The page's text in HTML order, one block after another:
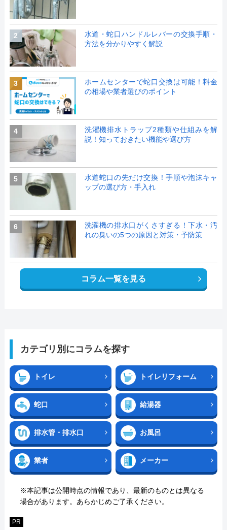
2
水道・蛇口ハンドルレバーの交換手順・
方法を分かりやすく解説
3
ホームセンターで蛇口交換は可能！料金
の相場や業者選びのポイント
4
洗濯機排水トラップ2種類や仕組みを解
説！知っておきたい機能や選び方
5
水道蛇口の先だけ交換！手順や泡沫キャ
ップの選び方・手入れ
6
洗濯機の排水口がくさすぎる！下水・汚
れの臭いの5つの原因と対策・予防策
コラム一覧を見る
カテゴリ別にコラムを探す
トイレ トイレリフォーム
蛇口 給湯器
排水管・排水口 お風呂
業者 メーカー
※本記事は公開時点の情報であり、最新のものとは異なる
場合があります。あらかじめご了承ください。
PR